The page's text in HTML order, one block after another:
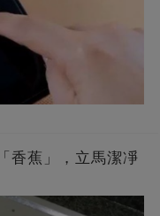
香蕉」，立馬潔凈